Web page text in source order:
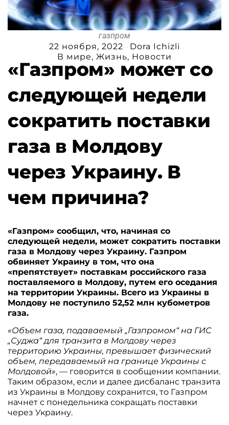
газпром
22 ноября, 2022
Dora Ichizli
В мире, Жизнь, Новости
«Газпром» может со
следующей недели
сократить поставки
газа в Молдову
через Украину. В
чем причина?
«Газпром» сообщил, что, начиная со
следующей недели, может сократить поставки
газа в Молдову через Украину. Газпром
обвиняет Украину в том, что она
«препятствует» поставкам российского газа
поставляемого в Молдову, путем его оседания
на территории Украины. Всего из Украины в
Молдову не поступило 52,52 млн кубометров
газа.
«Объем газа, подаваемый „Газпромом“ на ГИС
„Суджа“ для транзита в Молдову через
территорию Украины, превышает физический
объем, передаваемый на границе Украины с
Молдовой», — говорится в сообщении компании.
Таким образом, если и далее дисбаланс транзита
из Украины в Молдову сохранится, то Газпром
начнет с понедельника сокращать поставки
через Украину.